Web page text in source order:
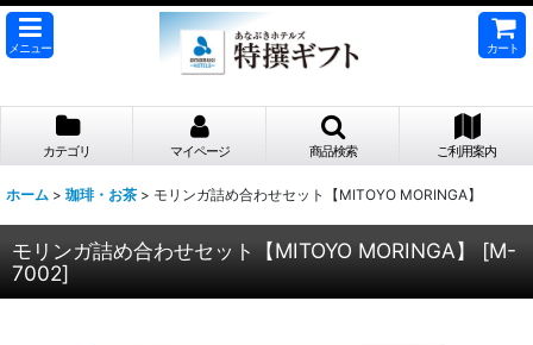
メニュー カート
カテゴリ マイページ 商品検索 ご利用案内
ホーム > 珈琲・お茶 > モリンガ詰め合わせセット【MITOYO MORINGA】
モリンガ詰め合わせセット【MITOYO MORINGA】 [M-
7002]